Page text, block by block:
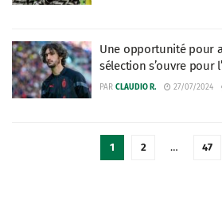
Une opportunité pour
sélection s’ouvre pour
PAR CLAUDIO R. 27/07/2024
1 2 … 47